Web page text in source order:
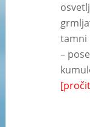
tamni
–